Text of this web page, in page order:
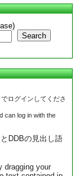
Search
ログインしてくださ
can log in with the
DDBの見出し語
dragging your